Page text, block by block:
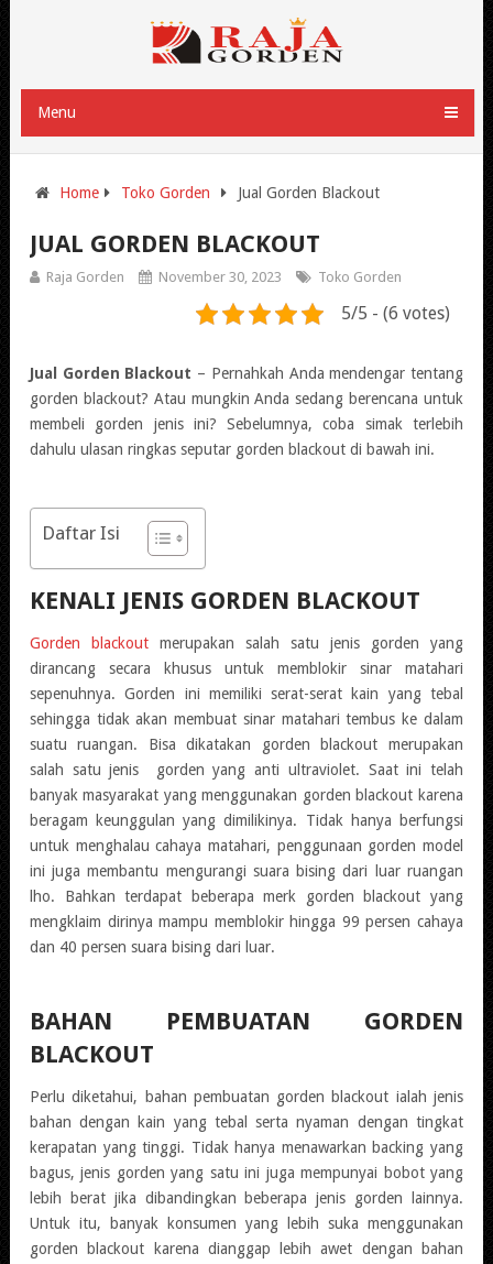
Menu
Home Toko Gorden Jual Gorden Blackout
JUAL GORDEN BLACKOUT
Raja Gorden November 30, 2023 Toko Gorden
5/5 - (6 votes)
Jual Gorden Blackout – Pernahkah Anda mendengar tentang
gorden blackout? Atau mungkin Anda sedang berencana untuk
membeli gorden jenis ini? Sebelumnya, coba simak terlebih
dahulu ulasan ringkas seputar gorden blackout di bawah ini.
Daftar Isi
KENALI JENIS GORDEN BLACKOUT
Gorden blackout merupakan salah satu jenis gorden yang
dirancang secara khusus untuk memblokir sinar matahari
sepenuhnya. Gorden ini memiliki serat-serat kain yang tebal
sehingga tidak akan membuat sinar matahari tembus ke dalam
suatu ruangan. Bisa dikatakan gorden blackout merupakan
salah satu jenis gorden yang anti ultraviolet. Saat ini telah
banyak masyarakat yang menggunakan gorden blackout karena
beragam keunggulan yang dimilikinya. Tidak hanya berfungsi
untuk menghalau cahaya matahari, penggunaan gorden model
ini juga membantu mengurangi suara bising dari luar ruangan
lho. Bahkan terdapat beberapa merk gorden blackout yang
mengklaim dirinya mampu memblokir hingga 99 persen cahaya
dan 40 persen suara bising dari luar.
BAHAN PEMBUATAN GORDEN
BLACKOUT
Perlu diketahui, bahan pembuatan gorden blackout ialah jenis
bahan dengan kain yang tebal serta nyaman dengan tingkat
kerapatan yang tinggi. Tidak hanya menawarkan backing yang
bagus, jenis gorden yang satu ini juga mempunyai bobot yang
lebih berat jika dibandingkan beberapa jenis gorden lainnya.
Untuk itu, banyak konsumen yang lebih suka menggunakan
gorden blackout karena dianggap lebih awet dengan bahan